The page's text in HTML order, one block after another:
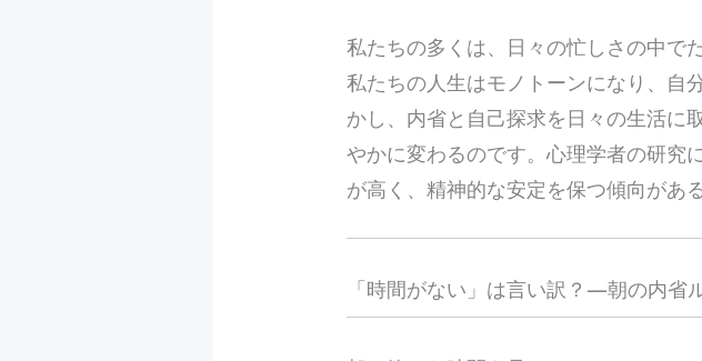
私たちの多くは、日々の忙しさの中で
私たちの人生はモノトーンになり、自
かし、内省と自己探求を日々の生活に
やかに変わるのです。心理学者の研究
が高く、精神的な安定を保つ傾向があ
「時間がない」は言い訳？—朝の内省